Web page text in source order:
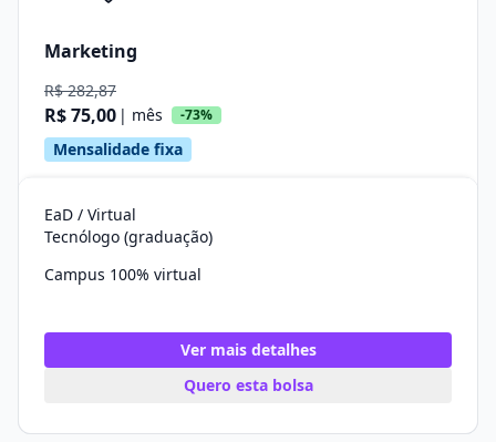
Marketing
R$ 282,87
R$ 75,00 | mês -73%
Mensalidade fixa
EaD / Virtual
Tecnólogo (graduação)
Campus 100% virtual
Ver mais detalhes
Quero esta bolsa